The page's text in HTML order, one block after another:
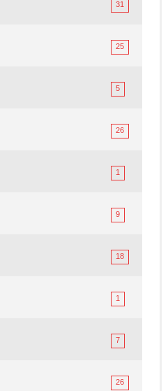
31
25
5
26
1
9
18
1
7
26